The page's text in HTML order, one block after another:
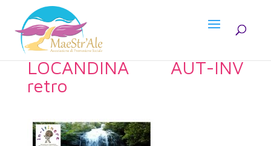
LOCANDINA AUT-INV
retro